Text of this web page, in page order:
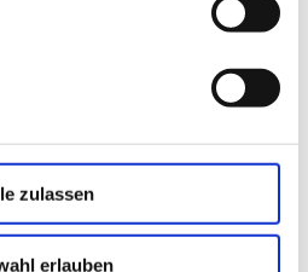
zulassen
erlauben